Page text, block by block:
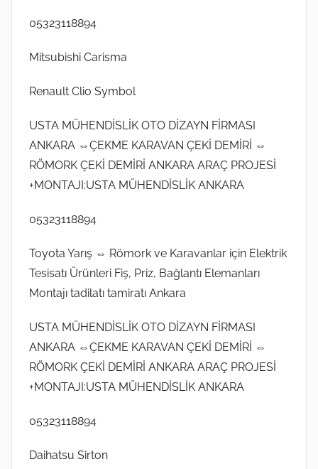
05323118894
Mitsubishi Carisma
Renault Clio Symbol
USTA MÜHENDİSLİK OTO DİZAYN FİRMASI
ANKARA ⇔ÇEKME KARAVAN ÇEKİ DEMİRİ ⇔
RÖMORK ÇEKİ DEMİRİ ANKARA ARAÇ PROJESİ
+MONTAJI:USTA MÜHENDİSLİK ANKARA
05323118894
Toyota Yarış ⇔ Römork ve Karavanlar için Elektrik
Tesisatı Ürünleri Fiş, Priz, Bağlantı Elemanları
Montajı tadilatı tamiratı Ankara
USTA MÜHENDİSLİK OTO DİZAYN FİRMASI
ANKARA ⇔ÇEKME KARAVAN ÇEKİ DEMİRİ ⇔
RÖMORK ÇEKİ DEMİRİ ANKARA ARAÇ PROJESİ
+MONTAJI:USTA MÜHENDİSLİK ANKARA
05323118894
Daihatsu Sirton